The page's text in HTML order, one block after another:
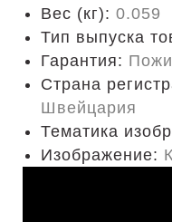
Вес (кг): 0.059
Тип выпуска
Гарантия:
Страна
Швейцария
Тематика
Изображение: